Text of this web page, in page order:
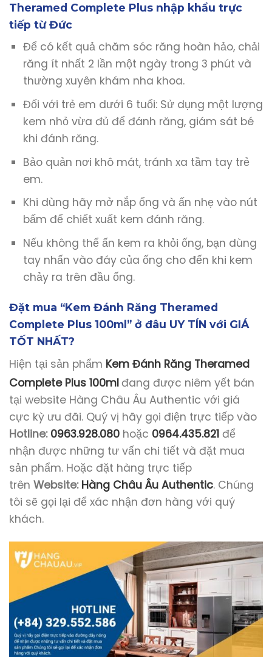
Theramed Complete Plus nhập khẩu trực
tiếp từ Đức
Để có kết quả chăm sóc răng hoàn hảo, chải
răng ít nhất 2 lần một ngày trong 3 phút và
thường xuyên khám nha khoa.
Đối với trẻ em dưới 6 tuổi: Sử dụng một lượng
kem nhỏ vừa đủ để đánh răng, giám sát bé
khi đánh răng.
Bảo quản nơi khô mát, tránh xa tầm tay trẻ
em.
Khi dùng hãy mở nắp ống và ấn nhẹ vào nút
bấm để chiết xuất kem đánh răng.
Nếu không thể ấn kem ra khỏi ống, bạn dùng
tay nhấn vào đáy của ống cho đến khi kem
chảy ra trên đầu ống.
Đặt mua “Kem Đánh Răng Theramed
Complete Plus 100ml” ở đâu UY TÍN với GIÁ
TỐT NHẤT?
Hiện tại sản phẩm Kem Đánh Răng Theramed
Complete Plus 100mlđang được niêm yết bán
tại website Hàng Châu Âu Authentic với giá
cực kỳ ưu đãi. Quý vị hãy gọi điện trực tiếp vào
Hotline: 0963.928.080 hoặc 0964.435.821 để
nhận được những tư vấn chi tiết và đặt mua
sản phẩm. Hoặc đặt hàng trực tiếp
trên Website: Hàng Châu Âu Authentic. Chúng
tôi sẽ gọi lại để xác nhận đơn hàng với quý
khách.